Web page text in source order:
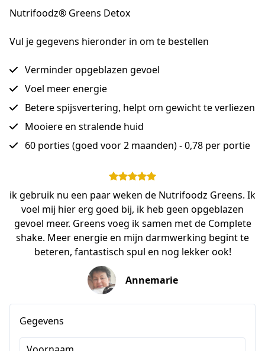
Nutrifoodz® Greens Detox
Vul je gegevens hieronder in om te bestellen
Verminder opgeblazen gevoel
Voel meer energie
Betere spijsvertering, helpt om gewicht te verliezen
Mooiere en stralende huid
60 porties (goed voor 2 maanden) - 0,78 per portie
ik gebruik nu een paar weken de Nutrifoodz Greens. Ik
voel mij hier erg goed bij, ik heb geen opgeblazen
gevoel meer. Greens voeg ik samen met de Complete
shake. Meer energie en mijn darmwerking begint te
beteren, fantastisch spul en nog lekker ook!
Annemarie
Gegevens